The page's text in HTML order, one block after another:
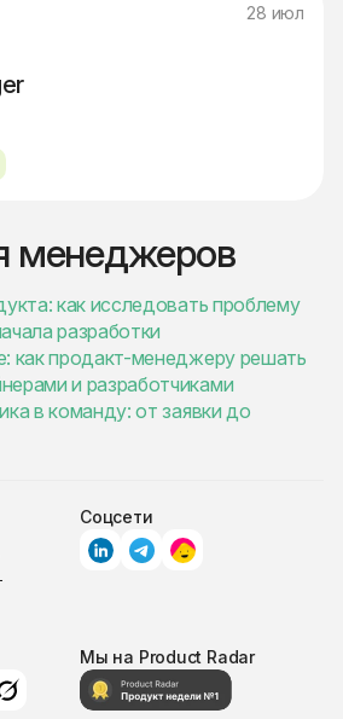
28 июл
менеджеров
как исследовать проблему
разработки
как продакт-менеджеру решать
и разработчиками
в команду: от заявки до
Соцсети
Мы на Product Radar